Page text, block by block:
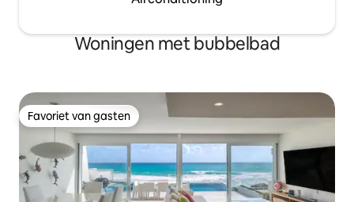
Woningen met bubbelbad
Favoriet van gasten
Favoriet van gasten